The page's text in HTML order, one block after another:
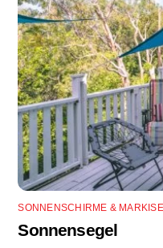
SONNENSCHIRME &
Sonnensegel